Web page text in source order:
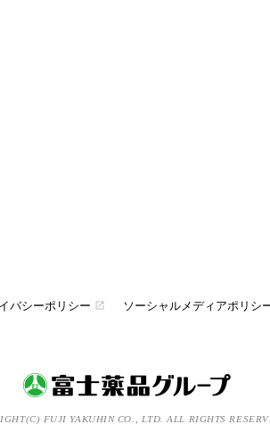
バシーポリシー open_in_new ソーシャルメディアポリシ
FUJI YAKUHIN CO., LTD. ALL RIGHTS